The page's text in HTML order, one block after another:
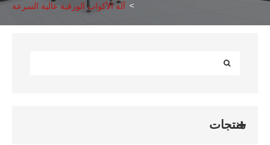
آلة الأكواب الورقية عالية السرعة
منتجات